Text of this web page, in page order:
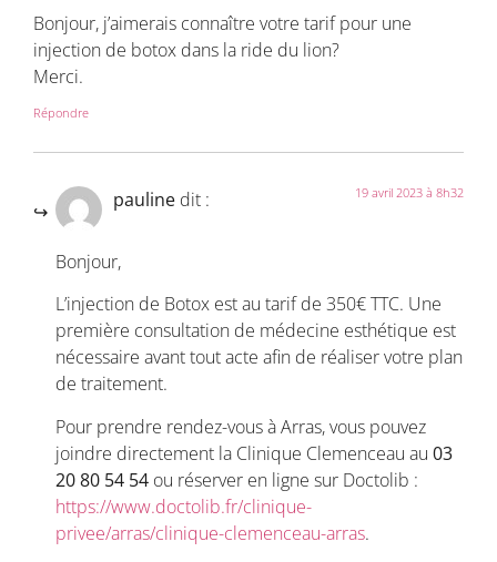
Bonjour, j’aimerais connaître votre tarif pour une
injection de botox dans la ride du lion?
Merci.
Répondre
pauline dit : 19 avril 2023 à 8h32
Bonjour,
L’injection de Botox est au tarif de 350€ TTC. Une
première consultation de médecine esthétique est
nécessaire avant tout acte afin de réaliser votre plan
de traitement.
Pour prendre rendez-vous à Arras, vous pouvez
joindre directement la Clinique Clemenceau au 03
20 80 54 54 ou réserver en ligne sur Doctolib :
https://www.doctolib.fr/clinique-
privee/arras/clinique-clemenceau-arras.